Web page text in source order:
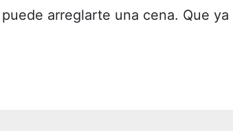
arreglarte una cena. Que ya